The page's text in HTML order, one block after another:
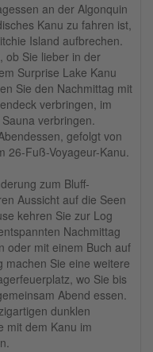
an der Algonquin
Kanu zu fahren ist,
Island aufbrechen.
ob Sie lieber in der
Surprise Lake Kanu
Sie den Nachmittag mit
verbringen, im
verbringen.
gefolgt von
26-Fuß-Voyageur-Kanu.
zum Bluff-
Aussicht auf die Seen
kehren Sie zur Log
Nachmittag
oder mit einem Buch auf
machen Sie eine weitere
wo Sie bis
Abend essen.
dunklen
mit dem Kanu im